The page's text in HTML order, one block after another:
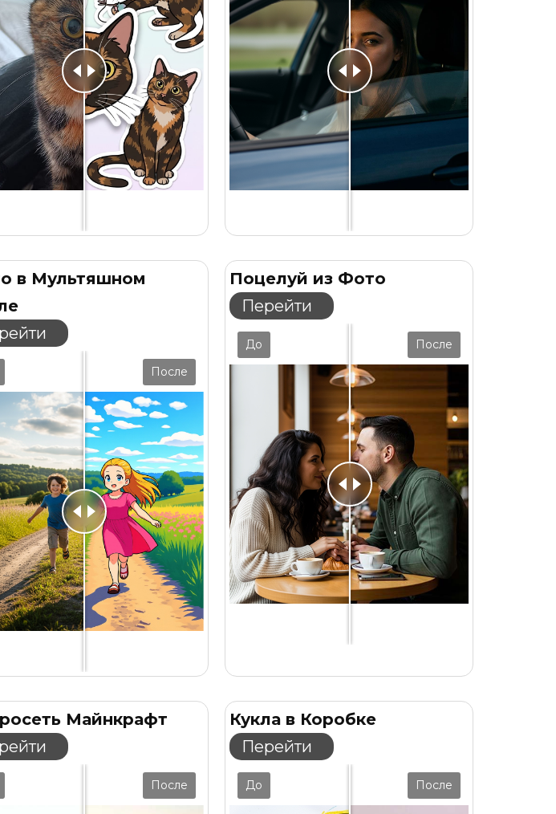
в Мультяшном
После
Поцелуй из Фото
Перейти
До После
Майнкрафт
После
Кукла в Коробке
Перейти
До После